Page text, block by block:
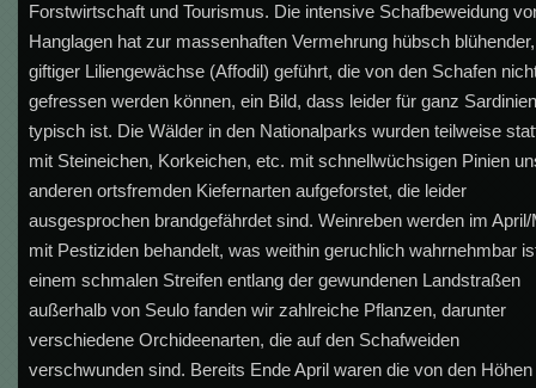
Forstwirtschaft und Tourismus. Die intensive Schafbeweidung
Hanglagen hat zur massenhaften Vermehrung hübsch blühender,
giftiger Liliengewächse (Affodil) geführt, die von den Schafen
gefressen werden können, ein Bild, dass leider für ganz
typisch ist. Die Wälder in den Nationalparks wurden teilweise
mit Steineichen, Korkeichen, etc. mit schnellwüchsigen Pinien
anderen ortsfremden Kiefernarten aufgeforstet, die leider
ausgesprochen brandgefährdet sind. Weinreben werden im April/
mit Pestiziden behandelt, was weithin geruchlich wahrnehmbar
einem schmalen Streifen entlang der gewundenen Landstraßen
außerhalb von Seulo fanden wir zahlreiche Pflanzen, darunter
verschiedene Orchideenarten, die auf den Schafweiden
verschwunden sind. Bereits Ende April waren die von den Höhen